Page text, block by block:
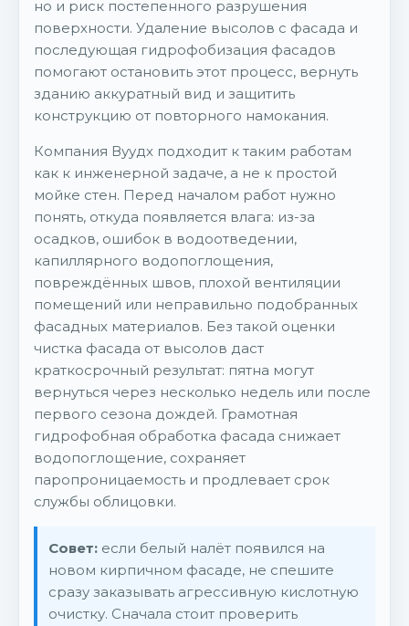
но и риск постепенного разрушения
поверхности. Удаление высолов с фасада и
последующая гидрофобизация фасадов
помогают остановить этот процесс, вернуть
зданию аккуратный вид и защитить
конструкцию от повторного намокания.
Компания Вуудх подходит к таким работам
как к инженерной задаче, а не к простой
мойке стен. Перед началом работ нужно
понять, откуда появляется влага: из-за
осадков, ошибок в водоотведении,
капиллярного водопоглощения,
повреждённых швов, плохой вентиляции
помещений или неправильно подобранных
фасадных материалов. Без такой оценки
чистка фасада от высолов даст
краткосрочный результат: пятна могут
вернуться через несколько недель или после
первого сезона дождей. Грамотная
гидрофобная обработка фасада снижает
водопоглощение, сохраняет
паропроницаемость и продлевает срок
службы облицовки.
Совет: если белый налёт появился на
новом кирпичном фасаде, не спешите
сразу заказывать агрессивную кислотную
очистку. Сначала стоит проверить